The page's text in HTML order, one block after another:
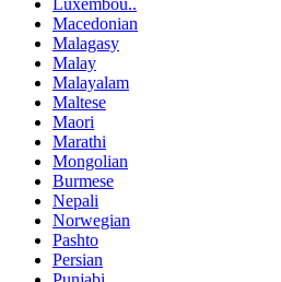
Macedonian
Malagasy
Malay
Malayalam
Maltese
Maori
Marathi
Mongolian
Burmese
Nepali
Norwegian
Pashto
Persian